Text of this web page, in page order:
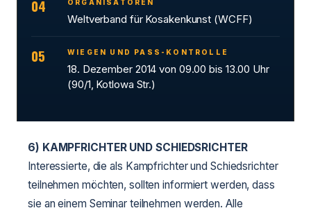
04 ORGANISATOREN
Weltverband für Kosakenkunst (WCFF)
05 WIEGEN UND PASS-KONTROLLE
18. Dezember 2014 von 09.00 bis 13.00 Uhr
(90/1, Kotlowa Str.)
6) KAMPFRICHTER UND SCHIEDSRICHTER
Interessierte, die als Kampfrichter und Schiedsrichter
teilnehmen möchten, sollten informiert werden, dass
sie an einem Seminar teilnehmen werden. Alle